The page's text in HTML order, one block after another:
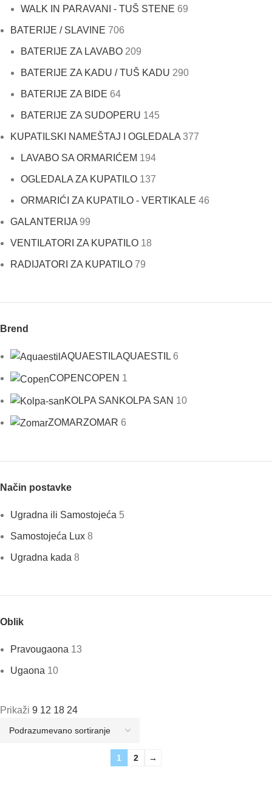
WALK IN PARAVANI - TUŠ STENE 69
BATERIJE / SLAVINE 706
BATERIJE ZA LAVABO 209
BATERIJE ZA KADU / TUŠ KADU 290
BATERIJE ZA BIDE 64
BATERIJE ZA SUDOPERU 145
KUPATILSKI NAMEŠTAJ I OGLEDALA 377
LAVABO SA ORMARIĆEM 194
OGLEDALA ZA KUPATILO 137
ORMARIĆI ZA KUPATILO - VERTIKALE 46
GALANTERIJA 99
VENTILATORI ZA KUPATILO 18
RADIJATORI ZA KUPATILO 79
Brend
AQUAESTILAQUAESTIL 6
COPENCOPEN 1
KOLPA SAN KOLPA SAN 10
ZOMARZOMAR 6
Način postavke
Ugradna ili Samostojeća 5
Samostojeća Lux 8
Ugradna kada 8
Oblik
Pravougaona 13
Ugaona 10
Prikaži 9 12 18 24
1 2 →